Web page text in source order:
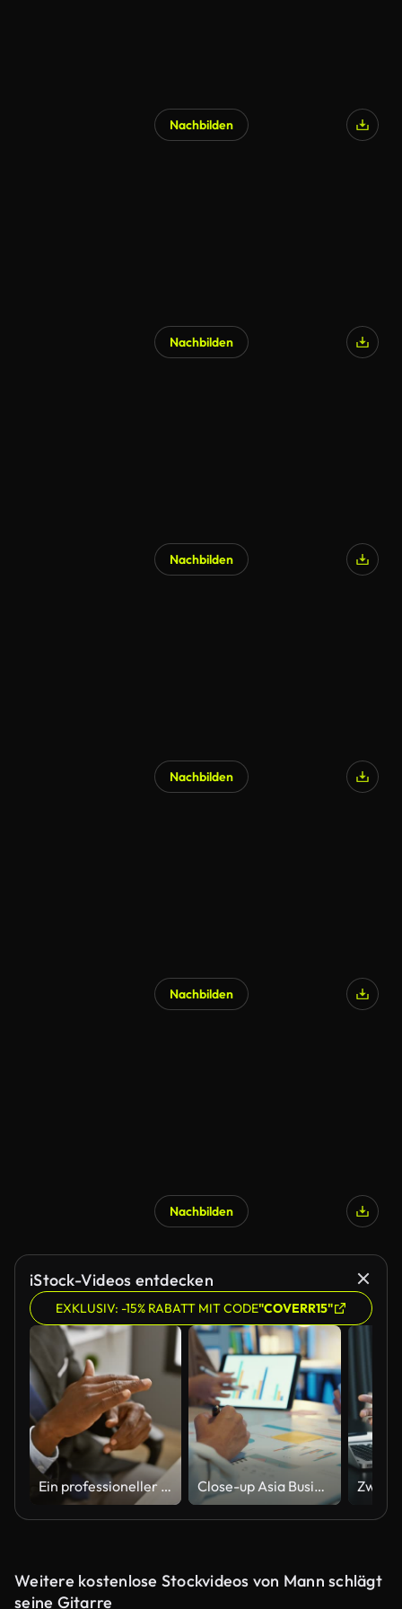
Nachbilden
Nachbilden
Nachbilden
Nachbilden
Nachbilden
KI-generiert
Nachbilden
iStock-Videos entdecken
EXKLUSIV: -15% RABATT MIT CODE"COVERR15"
Ein professioneller Afroamerikaner im Anzug gestikuliert während eines Geschäftstreffens in einer modernen Büroumgebung. Close-up Asia Business People Treffen Plananalyse Statistiken Brainstorming und Header des Teams halten Tablet-Zeige-Diagramm diagramm und Mitarbeiter beachten.
Weitere kostenlose Stockvideos von Mann schlägt
seine Gitarre